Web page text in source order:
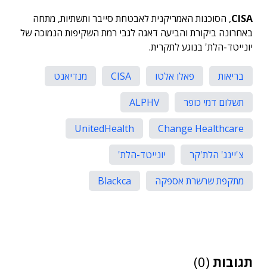
CISA, הסוכנות האמריקנית לאבטחת סייבר ותשתיות, מתחה
באחרונה ביקורת והביעה דאגה לגבי רמת השקיפות הנמוכה של
יונייטד-הלת' בנוגע לתקרית.
בריאות פאלו אלטו CISA
מנדיאנט
תשלום דמי כופר
ALPHV
Change Healthcare
UnitedHealth
צ'יינג' הלת'קר
יונייטד-הלת'
מתקפת שרשרת אספקה
Blackca
תגובות (0)